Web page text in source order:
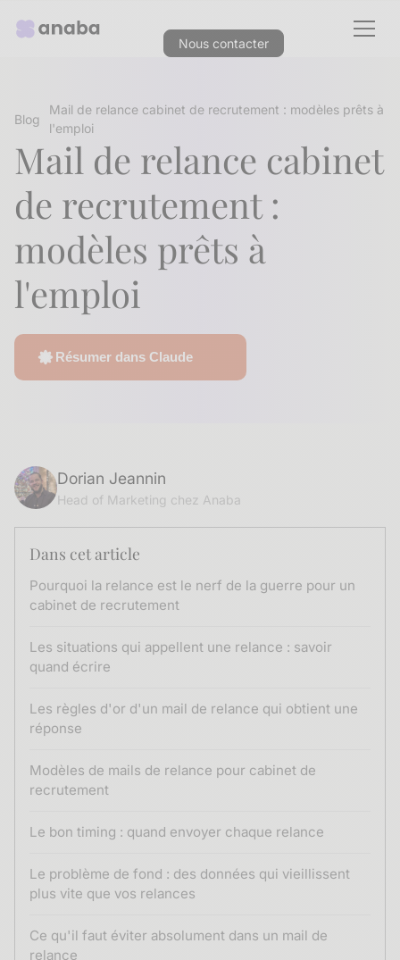
Nous contacter
Blog
Mail de relance cabinet de recrutement : modèles prêts à
l'emploi
Mail de relance cabinet
de recrutement :
modèles prêts à
l'emploi
Résumer dans Claude
Dorian Jeannin
Head of Marketing chez Anaba
Dans cet article
Pourquoi la relance est le nerf de la guerre pour un
cabinet de recrutement
Les situations qui appellent une relance : savoir
quand écrire
Les règles d'or d'un mail de relance qui obtient une
réponse
Modèles de mails de relance pour cabinet de
recrutement
Le bon timing : quand envoyer chaque relance
Le problème de fond : des données qui vieillissent
plus vite que vos relances
Ce qu'il faut éviter absolument dans un mail de
relance